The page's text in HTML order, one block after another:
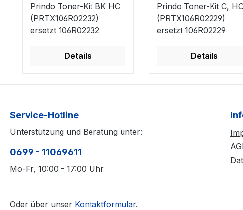
Prindo Toner-Kit BK HC
(PRTX106R02232)
ersetzt 106R02232
Details
Prindo Toner-Kit C, HC
(PRTX106R02229)
ersetzt 106R02229
Details
Service-Hotline
Unterstützung und Beratung unter:
0699 - 11069611
Mo-Fr, 10:00 - 17:00 Uhr
Oder über unser Kontaktformular.